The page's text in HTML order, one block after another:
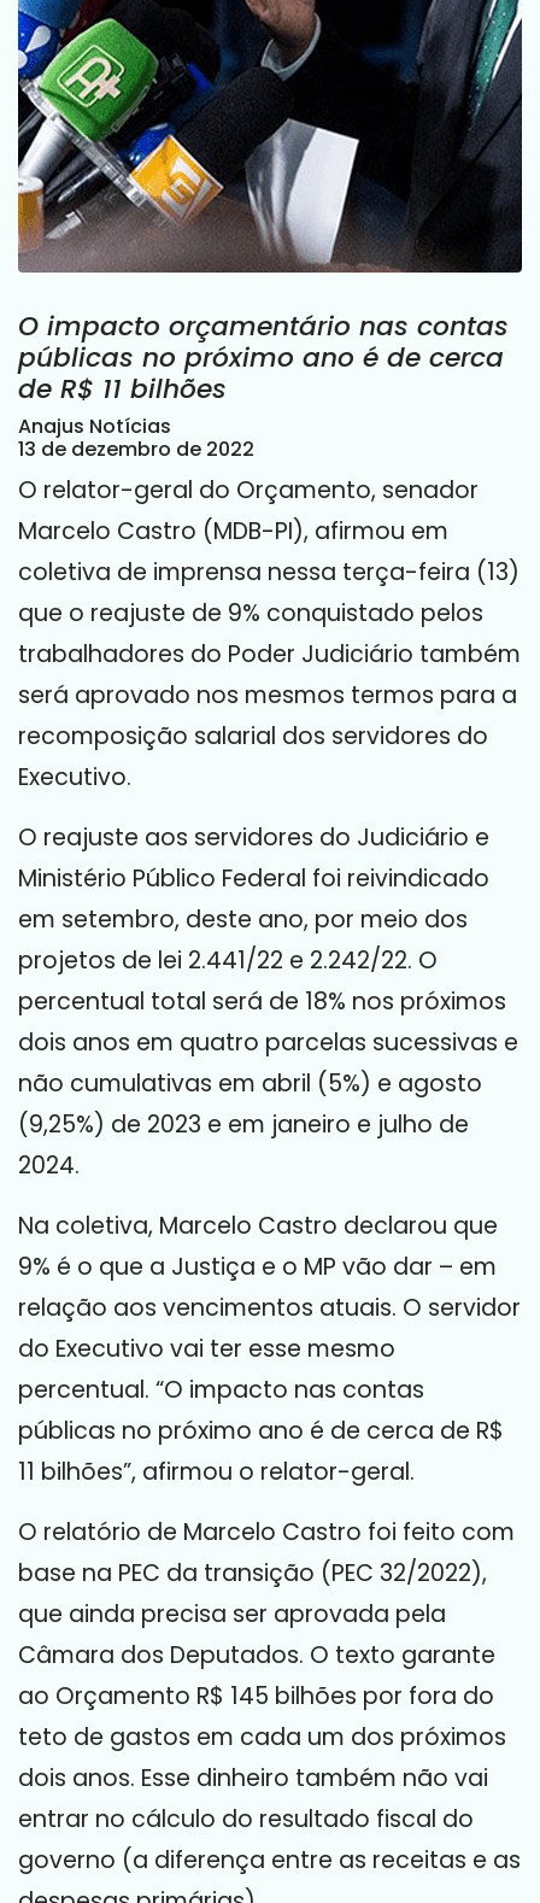
O impacto orçamentário nas contas
públicas no próximo ano é de cerca
de R$ 11 bilhões
Anajus Notícias
13 de dezembro de 2022
O relator-geral do Orçamento, senador
Marcelo Castro (MDB-PI), afirmou em
coletiva de imprensa nessa terça-feira (13)
que o reajuste de 9% conquistado pelos
trabalhadores do Poder Judiciário também
será aprovado nos mesmos termos para a
recomposição salarial dos servidores do
Executivo.
O reajuste aos servidores do Judiciário e
Ministério Público Federal foi reivindicado
em setembro, deste ano, por meio dos
projetos de lei 2.441/22 e 2.242/22. O
percentual total será de 18% nos próximos
dois anos em quatro parcelas sucessivas e
não cumulativas em abril (5%) e agosto
(9,25%) de 2023 e em janeiro e julho de
2024.
Na coletiva, Marcelo Castro declarou que
9% é o que a Justiça e o MP vão dar – em
relação aos vencimentos atuais. O servidor
do Executivo vai ter esse mesmo
percentual. “O impacto nas contas
públicas no próximo ano é de cerca de R$
11 bilhões”, afirmou o relator-geral.
O relatório de Marcelo Castro foi feito com
base na PEC da transição (PEC 32/2022),
que ainda precisa ser aprovada pela
Câmara dos Deputados. O texto garante
ao Orçamento R$ 145 bilhões por fora do
teto de gastos em cada um dos próximos
dois anos. Esse dinheiro também não vai
entrar no cálculo do resultado fiscal do
governo (a diferença entre as receitas e as